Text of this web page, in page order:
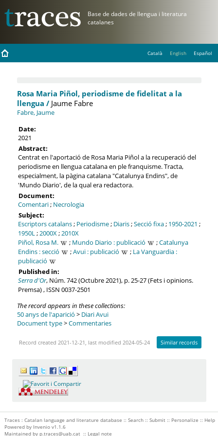
Català English Español
Rosa Maria Piñol, periodisme de fidelitat a la
llengua /Jaume Fabre
Fabre, Jaume
Date:
2021
Abstract:
Centrat en l'aportació de Rosa Maria Piñol a la recuperació del
periodisme en llengua catalana en ple franquisme. Tracta,
especialment, la pàgina catalana "Catalunya Endins", de
'Mundo Diario', de la qual era redactora.
Document:
Comentari; Necrologia
Subject:
Escriptors catalans; Periodisme; Diaris;Secció fixa; 1950-2021 ;
1950L;2000X;2010X
Piñol, Rosa M.
; Mundo Diario : publicació ;Catalunya
Endins : secció
;Avui : publicació ; La Vanguardia :
publicació
Published in:
Serra d'Or, Núm. 742 (Octubre 2021), p. 25-27 (Fets i opinions.
Premsa) , ISSN 0037-2501
The record appears in these collections:
50 anys de l'aparició > Diari Avui
Document type>Commentaries
Record created 2021-12-21, last modified 2024-05-24 Similar records
Traces : Catalan language and literature database :: Search:: Submit:: Personalize :: Help
Powered by Inveniov1.1.6
Maintained by p.traces@uab.cat:: Legal note